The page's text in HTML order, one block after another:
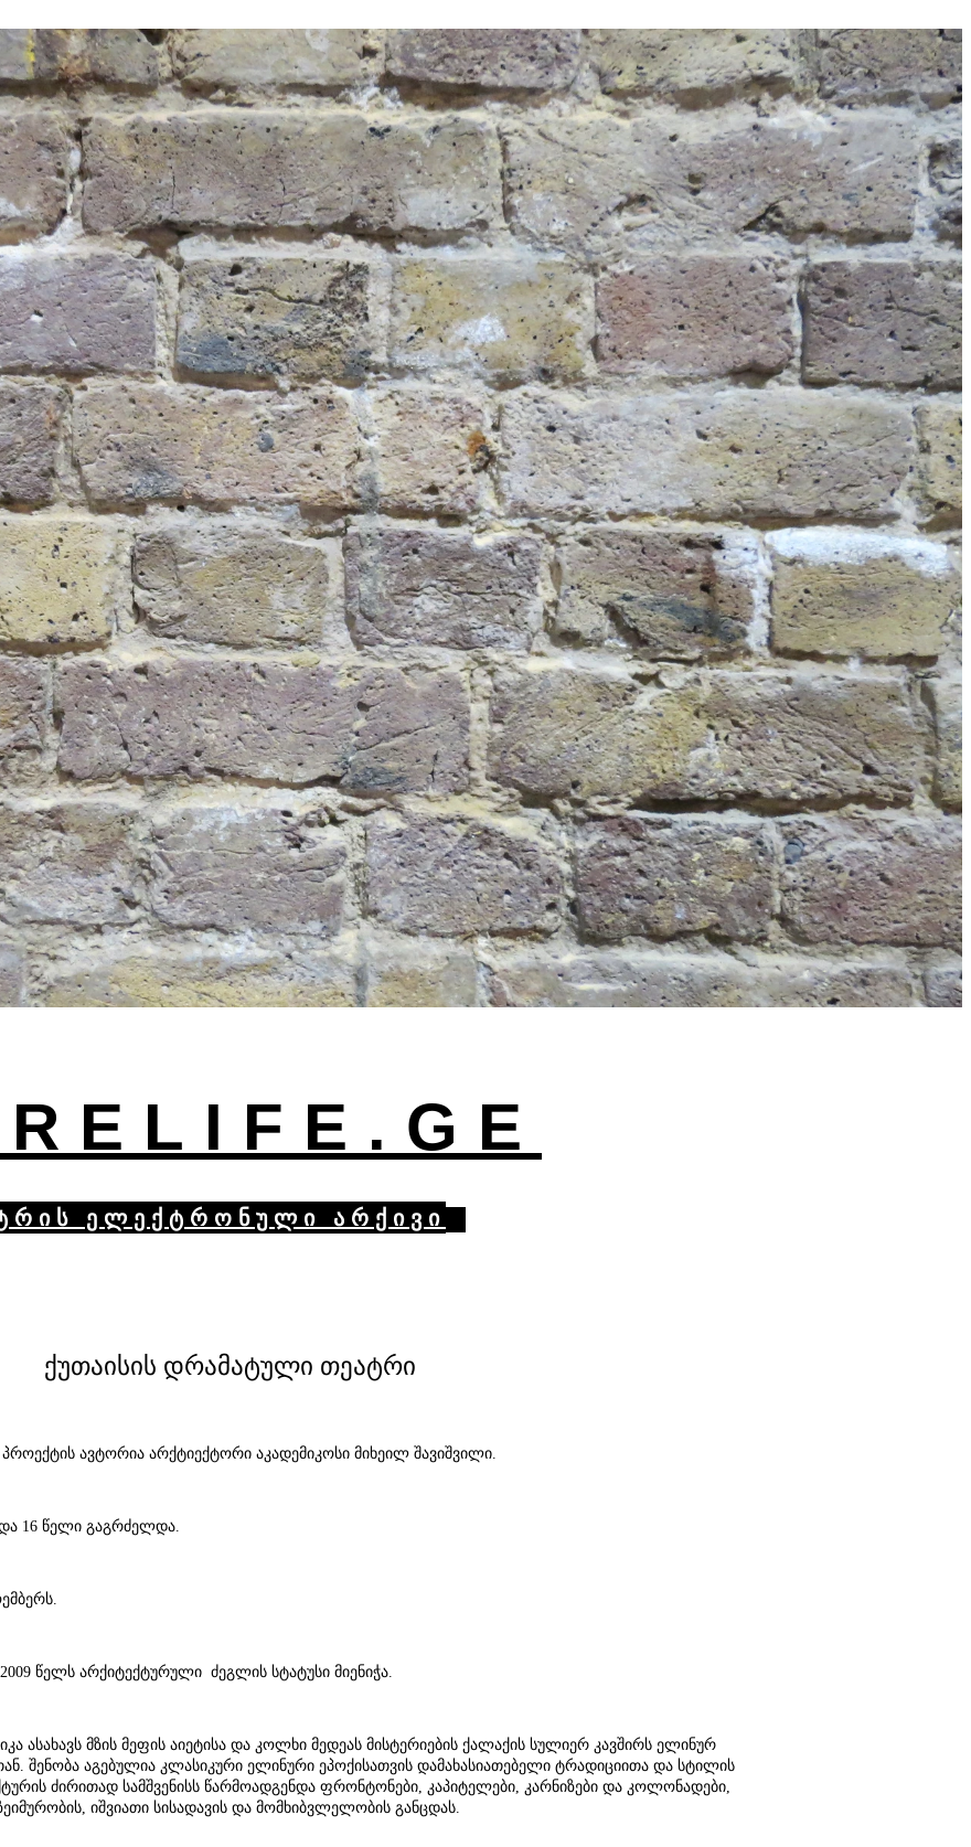
ელექტრონული არქივი
ქუთაისის დრამატული თეატრი
პროექტის ავტორია არქტიექტორი აკადემიკოსი მიხეილ შავიშვილი.
16 წელი გაგრძელდა.
წელს არქიტექტურული ძეგლის სტატუსი მიენიჭა.
ასახავს მზის მეფის აიეტისა და კოლხი მედეას მისტერიების ქალაქის სულიერ კავშირს ელინურ
შენობა აგებულია კლასიკური ელინური ეპოქისათვის დამახასიათებელი ტრადიციითა და სტილის
ძირითად სამშვენისს წარმოადგენდა ფრონტონები, კაპიტელები, კარნიზები და კოლონადები,
იშვიათი სისადავის და მომხიბვლელობის განცდას.